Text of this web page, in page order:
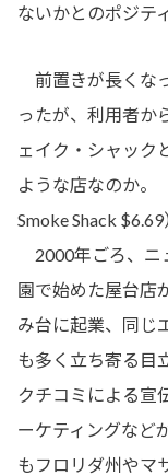
ないかとのポジテ
前置きが長くな
ったが、利用者か
ェイク・シャック
ような店なのか。
Smoke Shack $6.69
2000年ごろ、ニ
園で始めた屋台店
み台に起業、同じ
も多く立ち寄る目
クチコミによる宣
ーケティングなど
もフロリダ州やマ